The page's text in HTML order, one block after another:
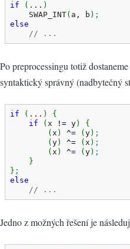
if ( ... )
    SWAP_INT
( a, b ) ;
else
// ...
Po preprocessingu totiž
syntaktický správný (nadbytečný
if ( ... )
{
if
( x ! = y)
{
( x ) ^= ( y) ;
( y) ^= ( x ) ;
( x ) ^= ( y) ;
}
} ;
else
// ...
Jedno z možných řešení je